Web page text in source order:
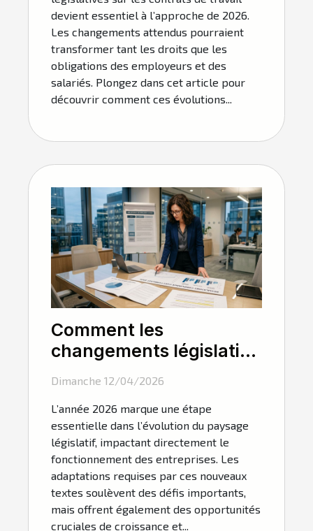
devient essentiel à l’approche de 2026.
Les changements attendus pourraient
transformer tant les droits que les
obligations des employeurs et des
salariés. Plongez dans cet article pour
découvrir comment ces évolutions...
Comment les
changements législatifs
les entreprises ?
Dimanche 12/04/2026
L’année 2026 marque une étape
essentielle dans l’évolution du paysage
législatif, impactant directement le
fonctionnement des entreprises. Les
adaptations requises par ces nouveaux
textes soulèvent des défis importants,
mais offrent également des opportunités
cruciales de croissance et...